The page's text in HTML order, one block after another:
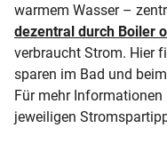
warmem Wasser –
dezentral durch Boiler
verbraucht Strom. Hier
sparen im Bad und
Für mehr
jeweiligen